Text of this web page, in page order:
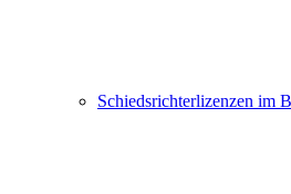
Schiedsrichterlizenzen im